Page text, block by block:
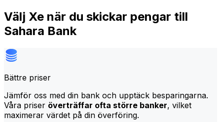
Välj Xe när du skickar pengar till
Sahara Bank
Bättre priser
Jämför oss med din bank och upptäck besparingarna.
Våra priser överträffar ofta större banker, vilket
maximerar värdet på din överföring.